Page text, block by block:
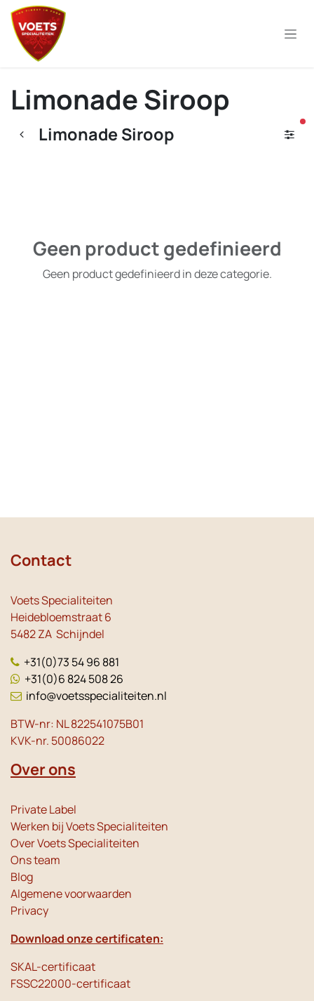
Overslaan naar inhoud
Limonade Siroop
Limonade Siroop
Geen product gedefinieerd
Geen product gedefinieerd in deze categorie.
Contact
Voets Specialiteiten
Heidebloemstraat 6
5482 ZA Schijndel
+31(0)73 54 96 881
+31(0)6 824 508 26
info@voetsspecialiteiten.nl
BTW-nr: NL 822541075B01
KVK-nr. 50086022
Over ons
Private Label
Werken bij Voets Specialiteiten
Over Voets Specialiteiten
Ons team
Blog
Algemene voorwaarden
Privacy
Download onze certificaten:
SKAL-certificaat
FSSC22000-certificaat